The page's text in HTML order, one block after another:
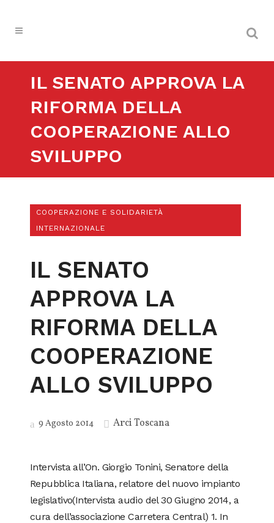
IL SENATO APPROVA LA
RIFORMA DELLA
COOPERAZIONE ALLO
SVILUPPO
COOPERAZIONE E SOLIDARIETÀ
INTERNAZIONALE
IL SENATO
APPROVA LA
RIFORMA DELLA
COOPERAZIONE
ALLO SVILUPPO
9 Agosto 2014 Arci Toscana
Intervista all’On. Giorgio Tonini, Senatore della
Repubblica Italiana, relatore del nuovo impianto
legislativo(Intervista audio del 30 Giugno 2014, a
cura dell’associazione Carretera Central) 1. In